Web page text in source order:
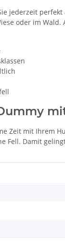
jederzeit
oder im
Zeit mit Ihrem
Fell. Damit